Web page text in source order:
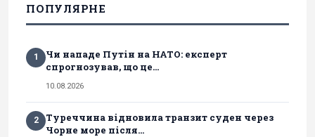
ПОПУЛЯРНЕ
1
Чи нападе Путін на НАТО: експерт
спрогнозував, що це...
10.08.2026
2
Туреччина відновила транзит суден через
Чорне море після...